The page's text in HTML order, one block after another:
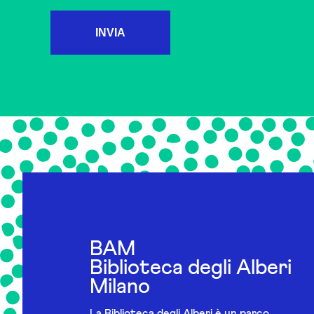
INVIA
BAM
Biblioteca degli Alberi
Milano